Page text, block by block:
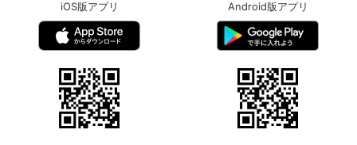
iOS版アプリ
Android版アプリ